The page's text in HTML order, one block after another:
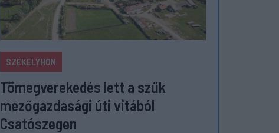
SZÉKELYHON
Tömegverekedés lett a szűk
mezőgazdasági úti vitából
Csatószegen